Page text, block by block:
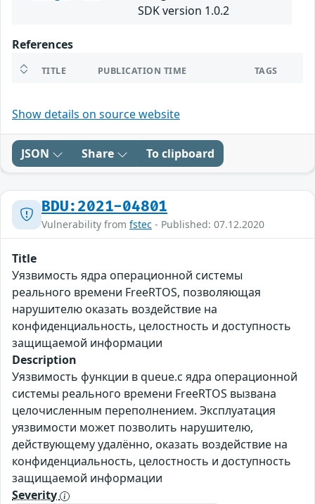
SDK version 1.0.2
References
TITLE PUBLICATION TIME TAGS
Show details on source website
JSON Share To clipboard
BDU:2021-04801
Vulnerability from fstec - Published: 07.12.2020
Title
Уязвимость ядра операционной системы
реального времени FreeRTOS, позволяющая
нарушителю оказать воздействие на
конфиденциальность, целостность и доступность
защищаемой информации
Description
Уязвимость функции в queue.c ядра операционной
системы реального времени FreeRTOS вызвана
целочисленным переполнением. Эксплуатация
уязвимости может позволить нарушителю,
действующему удалённо, оказать воздействие на
конфиденциальность, целостность и доступность
защищаемой информации
Severity